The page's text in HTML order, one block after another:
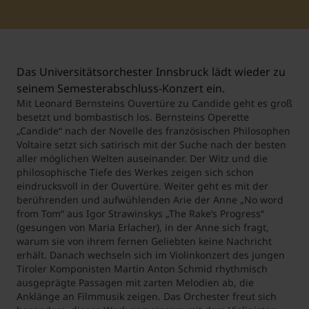
Student Support
Unterkünfte
Internationalization at Home
Kurse auf Englisch
Das Universitätsorchester Innsbruck lädt wieder zu
seinem Semesterabschluss-Konzert ein.
Mit Leonard Bernsteins Ouvertüre zu Candide geht es groß
besetzt und bombastisch los. Bernsteins Operette
„Candide“ nach der Novelle des französischen Philosophen
Voltaire setzt sich satirisch mit der Suche nach der besten
aller möglichen Welten auseinander. Der Witz und die
philosophische Tiefe des Werkes zeigen sich schon
eindrucksvoll in der Ouvertüre. Weiter geht es mit der
berührenden und aufwühlenden Arie der Anne „No word
from Tom“ aus Igor Strawinskys „The Rake’s Progress“
(gesungen von Maria Erlacher), in der Anne sich fragt,
warum sie von ihrem fernen Geliebten keine Nachricht
erhält. Danach wechseln sich im Violinkonzert des jungen
Tiroler Komponisten Martin Anton Schmid rhythmisch
ausgeprägte Passagen mit zarten Melodien ab, die
Anklänge an Filmmusik zeigen. Das Orchester freut sich